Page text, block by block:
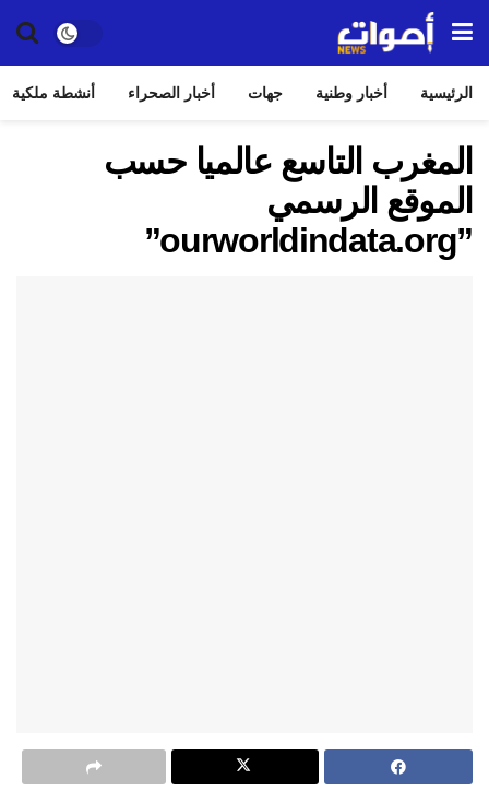
الرئيسية أخبار وطنية جهات أخبار الصحراء أنشطة ملكية
المغرب التاسع عالميا حسب
الموقع الرسمي
”ourworldindata.org”